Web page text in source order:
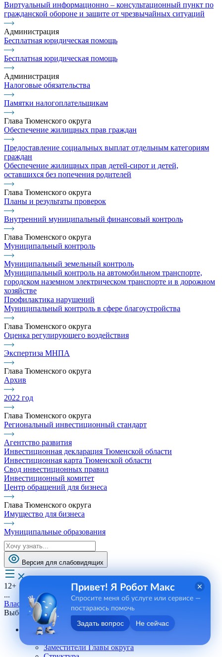
Виртуальный информационно – консультационный пункт по
гражданской обороне и защите от чрезвычайных ситуаций
Администрация
Бесплатная юридическая помощь
Бесплатная юридическая помощь
Администрация
Налоговые обязательства
Памятки налогоплательщикам
Глава Тюменского округа
Обеспечение жилищных прав граждан
Предоставление социальных выплат отдельным категориям
граждан
Обеспечение жилищных прав детей-сирот и детей,
оставшихся без попечения родителей
Глава Тюменского округа
Планы и результаты проверок
Внутренний муниципальный финансовый контроль
Глава Тюменского округа
Муниципальный контроль
Муниципальный земельный контроль
Муниципальный контроль на автомобильном транспорте,
городском наземном электрическом транспорте и в дорожном
хозяйстве
Профилактика нарушений
Муниципальный контроль в сфере благоустройства
Глава Тюменского округа
Оценка регулирующего воздействия
Экспертиза МНПА
Глава Тюменского округа
Архив
2022 год
Глава Тюменского округа
Региональный инвестиционный стандарт
Агентство развития
Инвестиционная декларация Тюменской области
Инвестиционная карта Тюменской области
Свод инвестиционных правил
Инвестиционный комитет
Центр обращений для бизнеса
Глава Тюменского округа
Имущество для бизнеса
Муниципальные образования
Версия для слабовидящих
12+
...
Власть
Выборы
Администрация
Заместители Главы округа
Привет! Я Робот Макс
Спросите меня об услуге или сервисе —
постараюсь помочь
Задать вопрос Не сейчас